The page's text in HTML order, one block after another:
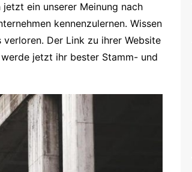
ein unserer Meinung nach
kennenzulernen. Wissen
Der Link zu ihrer Website
jetzt ihr bester Stamm- und